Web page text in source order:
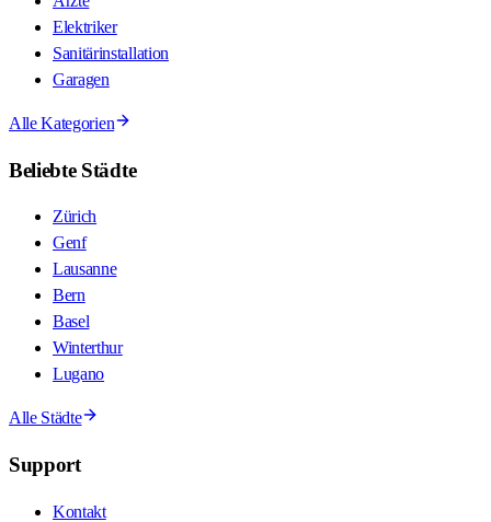
Elektriker
Sanitärinstallation
Garagen
Alle Kategorien
Beliebte Städte
Zürich
Genf
Lausanne
Bern
Basel
Winterthur
Lugano
Alle Städte
Support
Kontakt